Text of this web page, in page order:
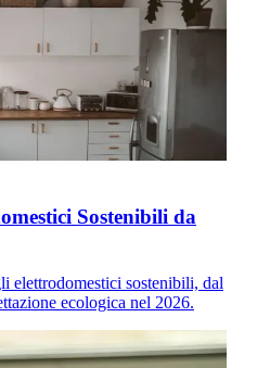
Sostenibili da
elettrodomestici sostenibili, dal
ecologica nel 2026.